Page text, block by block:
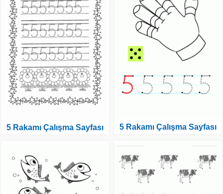
5 Rakamı Çalışma Sayfası 5 Rakamı Çalışma Sayfası